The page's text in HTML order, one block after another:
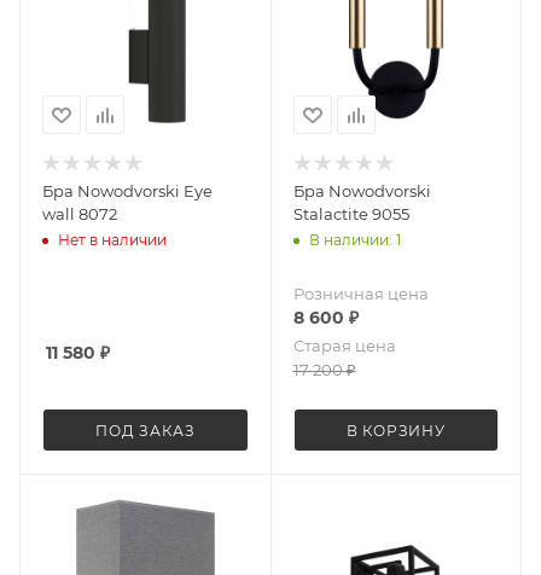
Бра Nowodvorski Eye
wall 8072
Нет в наличии
11 580 ₽
ПОД ЗАКАЗ
Бра Nowodvorski
Stalactite 9055
В наличии: 1
Розничная цена
8 600 ₽
Старая цена
17 200₽
В КОРЗИНУ